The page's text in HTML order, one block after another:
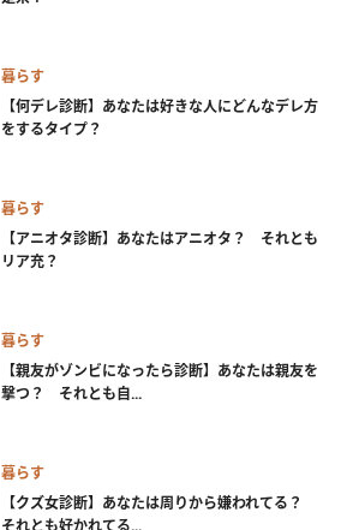
暮らす
【何デレ診断】あなたは好きな人にどんなデレ方
をするタイプ？
暮らす
【アニオタ診断】あなたはアニオタ？ それとも
リア充？
暮らす
【親友がゾンビになったら診断】あなたは親友を
撃つ？ それとも自...
暮らす
【クズ女診断】あなたは周りから嫌われてる？
それとも好かれてる...